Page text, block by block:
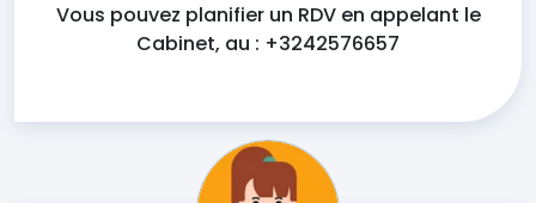
Vous pouvez planifier un RDV en appelant le
Cabinet, au : +3242576657